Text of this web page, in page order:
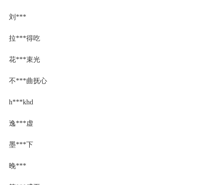
刘***
拉***得吃
花***束光
不***曲抚心
h***khd
逸***虚
墨***下
晚***